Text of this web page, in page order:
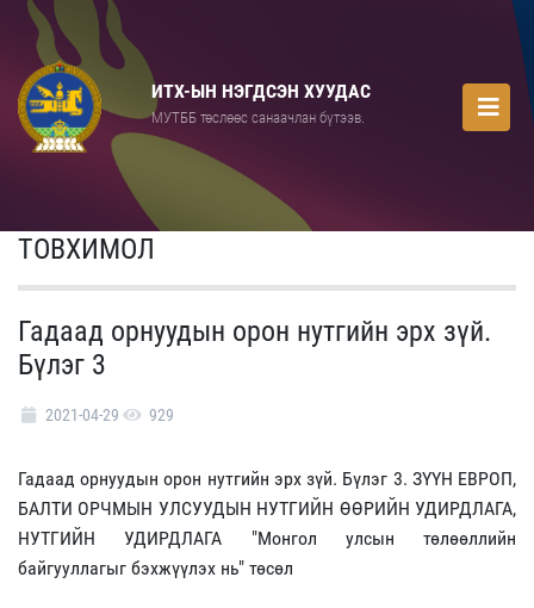
ИТХ-ЫН НЭГДСЭН ХУУДАС
МУТББ төслөөс санаачлан бүтээв.
ТОВХИМОЛ
Гадаад орнуудын орон нутгийн эрх зүй.
Бүлэг 3
2021-04-29 929
Гадаад орнуудын орон нутгийн эрх зүй. Бүлэг 3. ЗҮҮН ЕВРОП,
БАЛТИ ОРЧМЫН УЛСУУДЫН НУТГИЙН ӨӨРИЙН УДИРДЛАГА,
НУТГИЙН УДИРДЛАГА "Монгол улсын төлөөллийн
байгууллагыг бэхжүүлэх нь" төсөл